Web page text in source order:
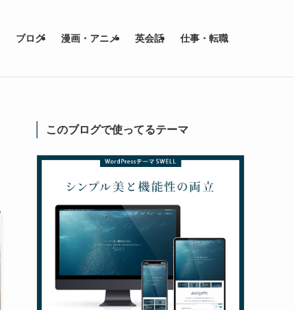
ブログ 漫画・アニメ 英会話 仕事・転職
このブログで使ってるテーマ